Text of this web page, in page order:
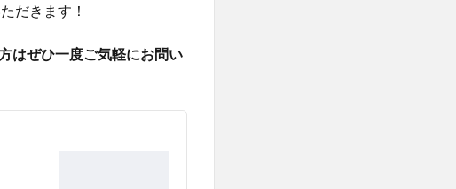
だきます！
はぜひ一度ご気軽にお問い